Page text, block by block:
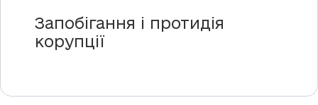
Запобігання і протидія
корупції